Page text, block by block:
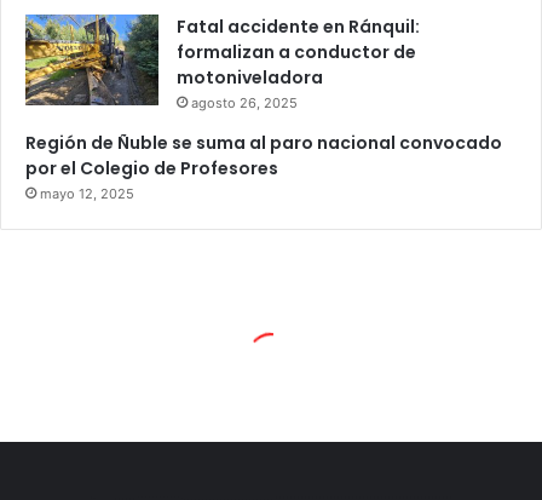
Fatal accidente en Ránquil:
formalizan a conductor de
motoniveladora
agosto 26, 2025
Región de Ñuble se suma al paro nacional convocado
por el Colegio de Profesores
mayo 12, 2025